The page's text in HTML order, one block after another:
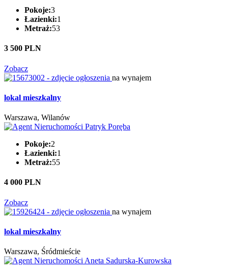
Pokoje:3
Łazienki:1
Metraż:53
3 500 PLN
Zobacz
na wynajem
lokal mieszkalny
Warszawa, Wilanów
Pokoje:2
Łazienki:1
Metraż:55
4 000 PLN
Zobacz
na wynajem
lokal mieszkalny
Warszawa, Śródmieście